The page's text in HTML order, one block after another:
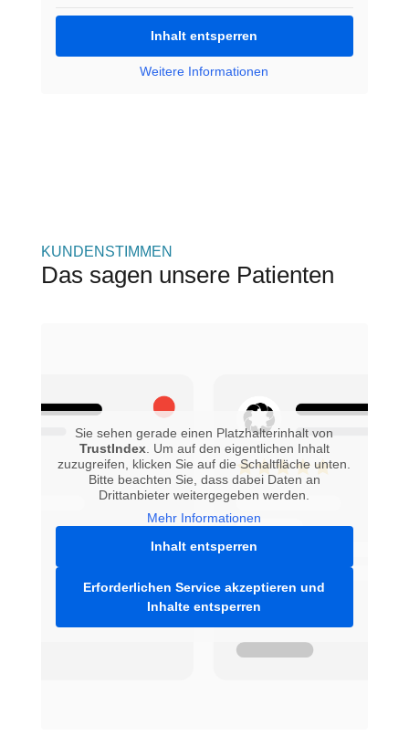
Inhalt entsperren
Weitere Informationen
KUNDENSTIMMEN
Das sagen unsere Patienten
Sie sehen gerade einen Platzhalterinhalt von
TrustIndex. Um auf den eigentlichen Inhalt
zuzugreifen, klicken Sie auf die Schaltfläche unten.
Bitte beachten Sie, dass dabei Daten an
Drittanbieter weitergegeben werden.
Mehr Informationen
Inhalt entsperren
Erforderlichen Service akzeptieren und
Inhalte entsperren